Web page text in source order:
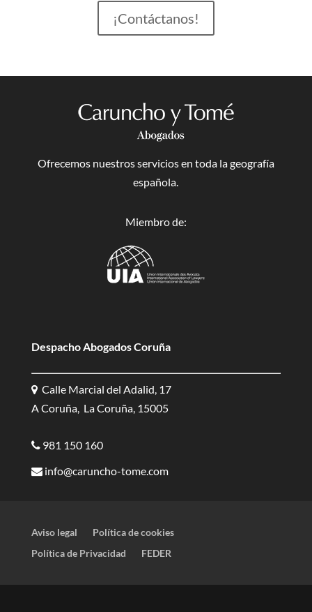
¡Contáctanos!
Ofrecemos nuestros servicios en toda la geografía
española.
Miembro de:
Despacho Abogados Coruña
Calle Marcial del Adalid, 17
A Coruña, La Coruña, 15005
981 150 160
info@caruncho-tome.com
Aviso legal
Política de cookies
Política de Privacidad
FEDER